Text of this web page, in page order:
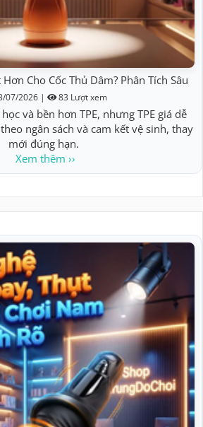
Cho Cốc Thủ Dâm? Phân Tích Sâu
07/2026 | 83 Lượt xem
và bền hơn TPE, nhưng TPE giá dễ
ngân sách và cam kết vệ sinh, thay
mới đúng hạn.
Xem thêm ››